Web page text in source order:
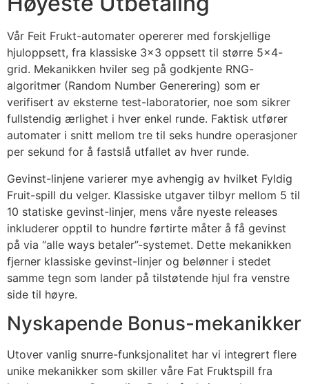
Vår Feit Frukt-automater opererer med forskjellige
hjuloppsett, fra klassiske 3×3 oppsett til større 5×4-
grid. Mekanikken hviler seg på godkjente RNG-
algoritmer (Random Number Generering) som er
verifisert av eksterne test-laboratorier, noe som sikrer
fullstendig ærlighet i hver enkel runde. Faktisk utfører
automater i snitt mellom tre til seks hundre operasjoner
per sekund for å fastslå utfallet av hver runde.
Gevinst-linjene varierer mye avhengig av hvilket Fyldig
Fruit-spill du velger. Klassiske utgaver tilbyr mellom 5 til
10 statiske gevinst-linjer, mens våre nyeste releases
inkluderer opptil to hundre førtirte måter å få gevinst
på via “alle ways betaler”-systemet. Dette mekanikken
fjerner klassiske gevinst-linjer og belønner i stedet
samme tegn som lander på tilstøtende hjul fra venstre
side til høyre.
Nyskapende Bonus-mekanikker
Utover vanlig snurre-funksjonalitet har vi integrert flere
unike mekanikker som skiller våre Fat Fruktspill fra